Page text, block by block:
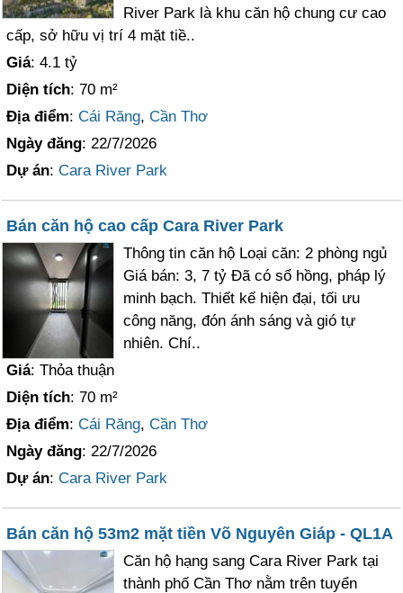
River Park là khu căn hộ chung cư cao
cấp, sở hữu vị trí 4 mặt tiề..
Giá: 4.1 tỷ
Diện tích: 70 m²
Địa điểm:Cái Răng,Cần Thơ
Ngày đăng: 22/7/2026
Dự án:Cara River Park
Bán căn hộ cao cấp Cara River Park
Thông tin căn hộ Loại căn: 2 phòng ngủ
Giá bán: 3, 7 tỷ Đã có sổ hồng, pháp lý
minh bạch. Thiết kế hiện đại, tối ưu
công năng, đón ánh sáng và gió tự
nhiên. Chí..
Giá: Thỏa thuận
Diện tích: 70 m²
Địa điểm:Cái Răng,Cần Thơ
Ngày đăng: 22/7/2026
Dự án:Cara River Park
Bán căn hộ 53m2 mặt tiền Võ Nguyên Giáp - QL1A
Căn hộ hạng sang Cara River Park tại
thành phố Cần Thơ nằm trên tuyển